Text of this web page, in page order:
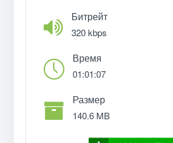
Битрейт
320 kbps
Время
01:01:07
Размер
140.6 MB